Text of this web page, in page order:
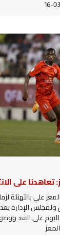
16-
تعاهدنا على
علي بالتهنئة
ولمجلس الإدارة
على السد